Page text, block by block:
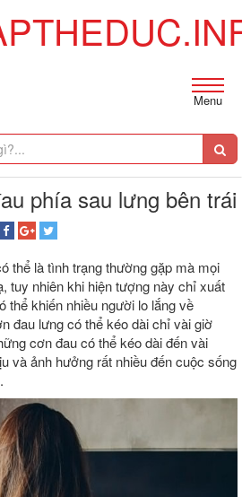
Menu
phía sau lưng bên trái
thể là tình trạng thường gặp mà mọi
tuy nhiên khi hiện tượng này chỉ xuất
thể khiến nhiều người lo lắng về
đau lưng có thể kéo dài chỉ vài giờ
cơn đau có thể kéo dài đến vài
và ảnh hưởng rất nhiều đến cuộc sống